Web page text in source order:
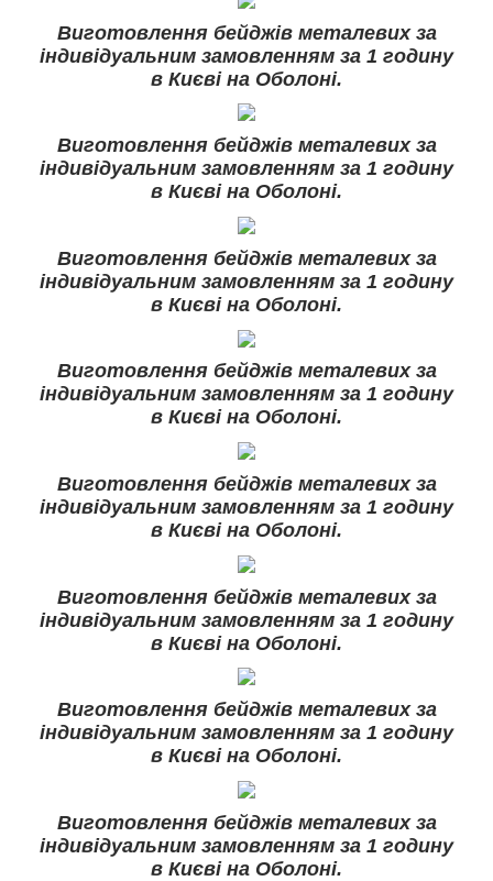
Виготовлення бейджів металевих за
індивідуальним замовленням за 1 годину
в Києві на Оболоні.
Виготовлення бейджів металевих за
індивідуальним замовленням за 1 годину
в Києві на Оболоні.
Виготовлення бейджів металевих за
індивідуальним замовленням за 1 годину
в Києві на Оболоні.
Виготовлення бейджів металевих за
індивідуальним замовленням за 1 годину
в Києві на Оболоні.
Виготовлення бейджів металевих за
індивідуальним замовленням за 1 годину
в Києві на Оболоні.
Виготовлення бейджів металевих за
індивідуальним замовленням за 1 годину
в Києві на Оболоні.
Виготовлення бейджів металевих за
індивідуальним замовленням за 1 годину
в Києві на Оболоні.
Виготовлення бейджів металевих за
індивідуальним замовленням за 1 годину
в Києві на Оболоні.